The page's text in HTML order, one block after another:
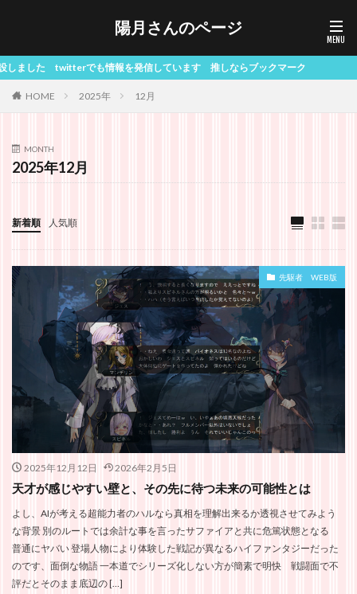
陽月さんのページ
した twitterでも情報を発信しています 推しならブックマーク
HOME 2025年 12月
MONTH
2025年12月
新着順 人気順
先駆者 WEB版
2025年12月12日 2026年2月5日
天才が感じやすい壁と、その先に待つ未来の可能性とは
よし、AIが考える超能力者のハルなら真相を理解出来るか透視させてみよう
な背景 別のルートでは余計な事を言ったサファイアと共に危篤状態となる
普通にヤバい 登場人物により体験した戦記が異なるハイファンタジーだった
のです、面倒な物語 一本道でシリーズ化しない方が簡素で明快 戦闘面で不
評だとそのまま底辺の […]